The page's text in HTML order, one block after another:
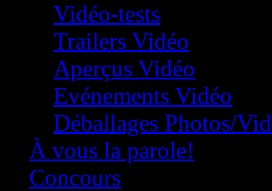
Vidéo-tests
Trailers Vidéo
Aperçus Vidéo
Evénements Vidéo
Déballages Photos/
À vous la parole!
Concours